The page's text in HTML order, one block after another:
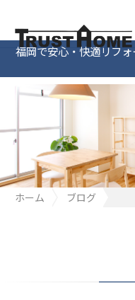
福岡で安心・快適リフ
ホーム
ブログ